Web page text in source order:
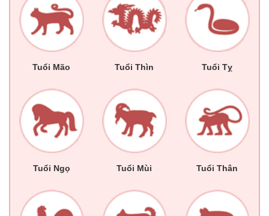
Tuổi Mão Tuổi Thìn Tuổi Tỵ
Tuổi Ngọ Tuổi Mùi Tuổi Thân